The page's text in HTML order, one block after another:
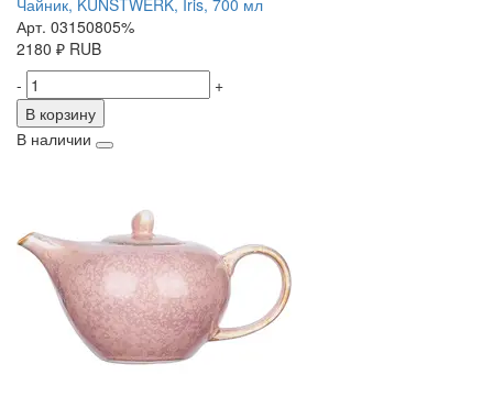
Чайник, KUNSTWERK, Iris, 700 мл
Арт. 03150805%
2180 ₽ RUB
-
+
В корзину
В наличии